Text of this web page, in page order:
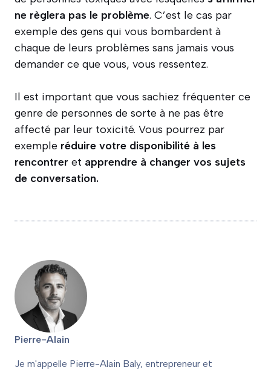
ne règlera pas le problème. C’est le cas par
exemple des gens qui vous bombardent à
chaque de leurs problèmes sans jamais vous
demander ce que vous, vous ressentez.
Il est important que vous sachiez fréquenter ce
genre de personnes de sorte à ne pas être
affecté par leur toxicité. Vous pourrez par
exemple réduire votre disponibilité à les
rencontrer et apprendre à changer vos sujets
de conversation.
Pierre-Alain
Je m'appelle Pierre-Alain Baly, entrepreneur et